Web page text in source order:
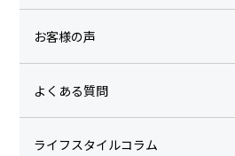
お客様の声
よくある質問
ライフスタイルコラム